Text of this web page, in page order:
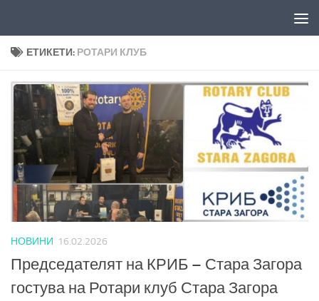
ЕТИКЕТИ: РОТАРИ КЛУБ
НОВИНИ 16.02.2026
Председателят на КРИБ – Стара Загора
гостува на Ротари клуб Стара Загора